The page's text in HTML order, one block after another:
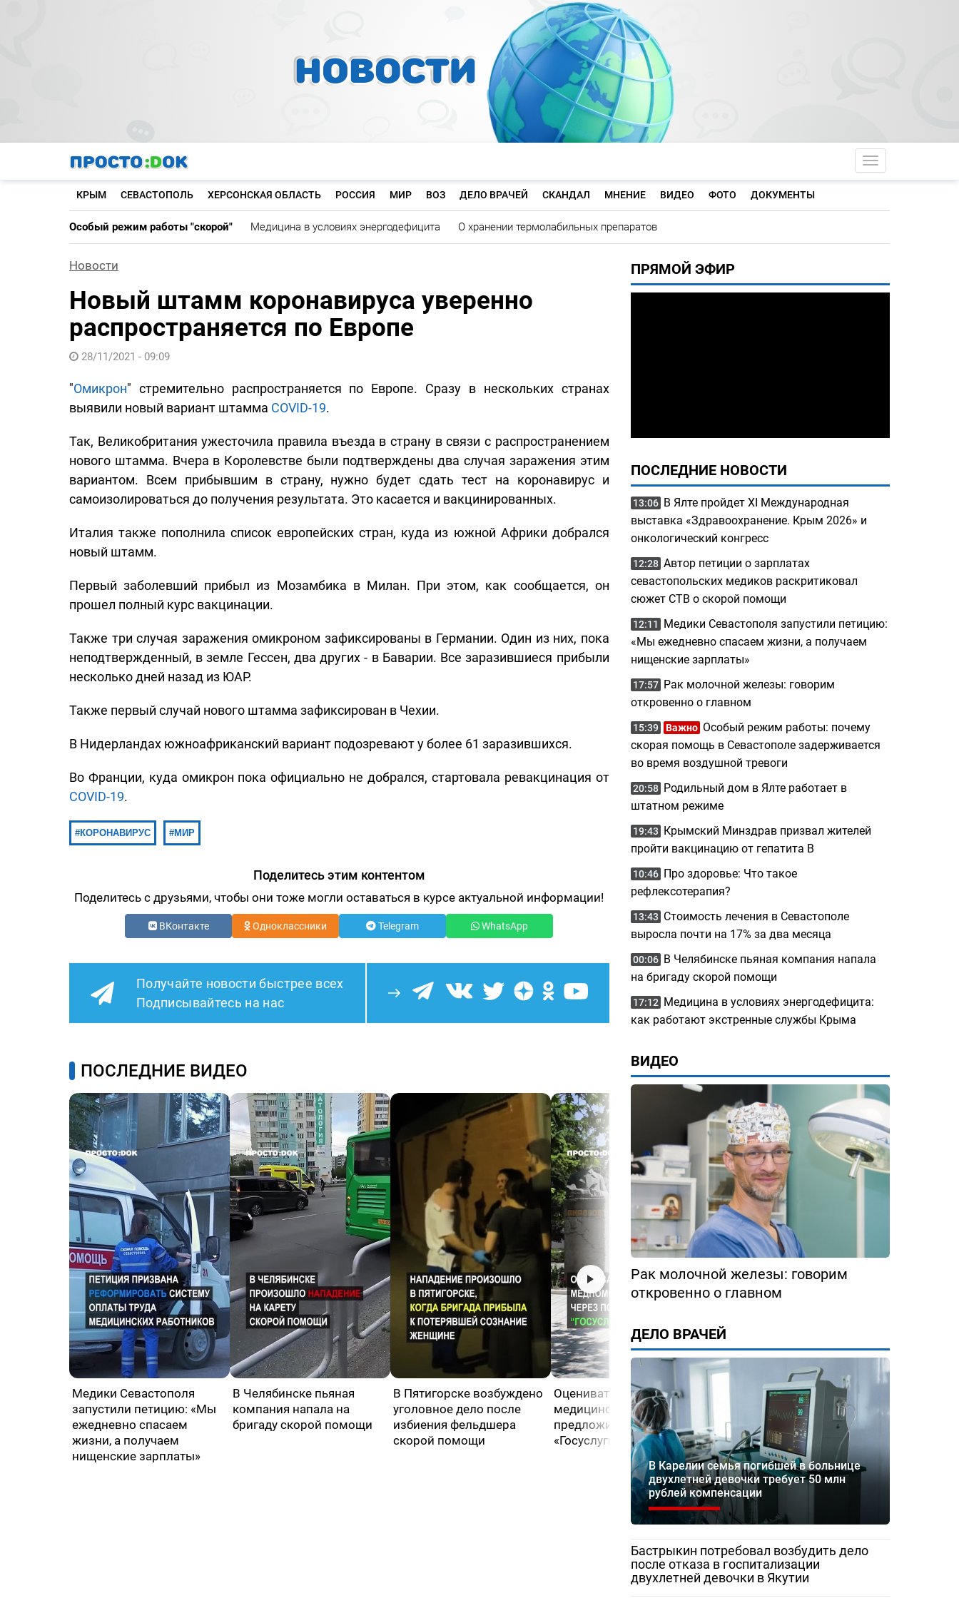
Toggle
КРЫМ СЕВАСТОПОЛЬ ХЕРСОНСКАЯ ОБЛАСТЬ РОССИЯ МИР ВОЗ ДЕЛО ВРАЧЕЙ СКАНДАЛ МНЕНИЕ ВИДЕО ФОТО ДОКУМЕНТЫ
Особый режим работы "скорой" Медицина в условиях энергодефицита О хранении термолабильных препаратов
Новости
Новый штамм коронавируса уверенно
распространяется по Европе
28/11/2021 - 09:09
"Омикрон" стремительно распространяется по Европе. Сразу в нескольких странах
выявили новый вариант штамма COVID-19.
Так, Великобритания ужесточила правила въезда в страну в связи с распространением
нового штамма. Вчера в Королевстве были подтверждены два случая заражения этим
вариантом. Всем прибывшим в страну, нужно будет сдать тест на коронавирус и
самоизолироваться до получения результата. Это касается и вакцинированных.
Италия также пополнила список европейских стран, куда из южной Африки добрался
новый штамм.
Первый заболевший прибыл из Мозамбика в Милан. При этом, как сообщается, он
прошел полный курс вакцинации.
Также три случая заражения омикроном зафиксированы в Германии. Один из них, пока
неподтвержденный, в земле Гессен, два других - в Баварии. Все заразившиеся прибыли
несколько дней назад из ЮАР.
Также первый случай нового штамма зафиксирован в Чехии.
В Нидерландах южноафриканский вариант подозревают у более 61 заразившихся.
Во Франции, куда омикрон пока официально не добрался, стартовала ревакцинация от
COVID-19.
КОРОНАВИРУС МИР
Поделитесь этим контентом
Поделитесь с друзьями, чтобы они тоже могли оставаться в курсе актуальной информации!
ВКонтакте Одноклассники Telegram WhatsApp
Получайте новости быстрее всех
Подписывайтесь на нас
ПОСЛЕДНИЕ ВИДЕО
Медики Севастополя
запустили петицию: «Мы
ежедневно спасаем
жизни, а получаем
нищенские зарплаты»
В Челябинске пьяная
компания напала на
бригаду скорой помощи
В Пятигорске возбуждено
уголовное дело после
избиения фельдшера
скорой помощи
Оценивать качество
медицинской помощи
предложили через портал
«Госуслуги»
«Жаловаться бесполезно»:
женщина сняла разруху в
Гатчинской межрайонной
больнице
Сорочинской
и Бастрыкину
ПРЯМОЙ ЭФИР
ПОСЛЕДНИЕ НОВОСТИ
13:06 В Ялте пройдет XI Международная
выставка «Здравоохранение. Крым 2026» и
онкологический конгресс
12:28 Автор петиции о зарплатах
севастопольских медиков раскритиковал
сюжет СТВ о скорой помощи
12:11
Медики Севастополя запустили петицию:
«Мы ежедневно спасаем жизни, а получаем
нищенские зарплаты»
17:57 Рак молочной железы: говорим
откровенно о главном
15:39 Важно Особый режим работы: почему
скорая помощь в Севастополе задерживается
во время воздушной тревоги
20:58 Родильный дом в Ялте работает в
штатном режиме
19:43
Крымский Минздрав призвал жителей
пройти вакцинацию от гепатита B
10:46 Про здоровье: Что такое
рефлексотерапия?
13:43 Стоимость лечения в Севастополе
выросла почти на 17% за два месяца
00:06 В Челябинске пьяная компания напала
на бригаду скорой помощи
17:12 Медицина в условиях энергодефицита:
как работают экстренные службы Крыма
ВИДЕО
Рак молочной железы: говорим
откровенно о главном
ДЕЛО ВРАЧЕЙ
В Карелии семья погибшей в больнице
двухлетней девочки требует 50 млн
рублей компенсации
Бастрыкин потребовал возбудить дело
после отказа в госпитализации
двухлетней девочки в Якутии